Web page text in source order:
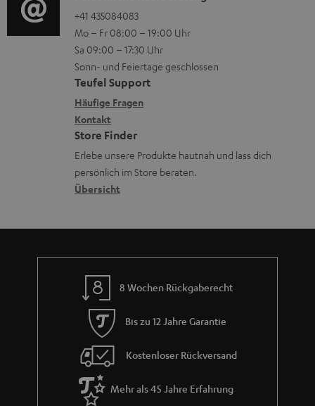
u
n
t
e
r
l
a
d
e
n
i
o
n
e
n
z
u
r
G
r
a
o
-
L
e
x
i
k
o
n
o
n
t
a
k
t
d
a
t
n
+41 435084083
Mo – Fr 08:00 – 19:00 Uhr
Sa 09:00 – 17:30 Uhr
Sonn- und Feiertage geschlossen
Teufel Support
Häufige Fragen
Kontakt
Store Finder
Erlebe unsere Produkte hautnah und lass dich
persönlich im Store beraten.
Übersicht
8 Wochen Rückgaberecht
Bis zu 12 Jahre Garantie
Kostenloser Rückversand
Mehr als 45 Jahre Erfahrung